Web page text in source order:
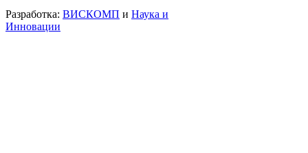
Разработка: ВИСКОМП и Наука и
Инновации